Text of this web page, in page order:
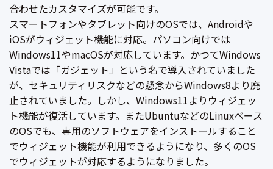
合わせたカスタマイズが可能です。
スマートフォンやタブレット向けのOSでは、Androidや
iOSがウィジェット機能に対応。パソコン向けでは
Windows11やmacOSが対応しています。かつてWindows
Vistaでは「ガジェット」という名で導入されていました
が、セキュリティリスクなどの懸念からWindows8より廃
止されていました。しかし、Windows11よりウィジェッ
ト機能が復活しています。またUbuntuなどのLinuxベース
のOSでも、専用のソフトウェアをインストールすること
でウィジェット機能が利用できるようになり、多くのOS
でウィジェットが対応するようになりました。